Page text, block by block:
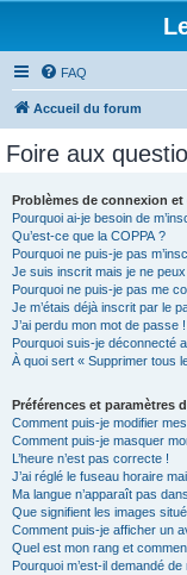
FAQ
Accueil du forum
Foire aux
Problèmes de connexion et
Pourquoi ai-je besoin de
Qu’est-ce que la COPPA ?
Pourquoi ne puis-je pas
Je suis inscrit mais je ne
Pourquoi ne puis-je pas me
Je m’étais déjà inscrit par le
J’ai perdu mon mot de passe !
Pourquoi suis-je déconnecté
À quoi sert « Supprimer tous
Préférences et paramètres
Comment puis-je modifier
Comment puis-je masquer
L’heure n’est pas correcte !
J’ai réglé le fuseau horaire
Ma langue n’apparaît pas
Que signifient les images
Comment puis-je afficher un
Quel est mon rang et
Pourquoi m’est-il demandé